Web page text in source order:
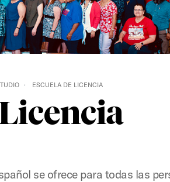
ESCUELA DE LICENCIA
se ofrece para todas las